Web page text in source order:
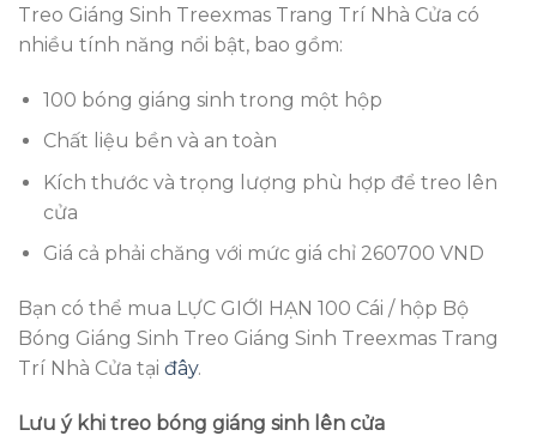
Treo Giáng Sinh Treexmas Trang Trí Nhà Cửa có
nhiều tính năng nổi bật, bao gồm:
100 bóng giáng sinh trong một hộp
Chất liệu bền và an toàn
Kích thước và trọng lượng phù hợp để treo lên
cửa
Giá cả phải chăng với mức giá chỉ 260700 VND
Bạn có thể mua LỰC GIỚI HẠN 100 Cái / hộp Bộ
Bóng Giáng Sinh Treo Giáng Sinh Treexmas Trang
Trí Nhà Cửa tại đây.
Lưu ý khi treo bóng giáng sinh lên cửa